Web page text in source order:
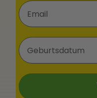
E-Mail
Geburtsdatum